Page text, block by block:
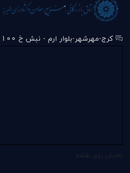
کرج-مهرشهر-بلوار ارم - نبش خ 100 غربی - ساختمان آناهیتا